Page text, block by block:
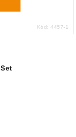
Kód: 4457-1